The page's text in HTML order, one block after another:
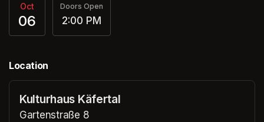
Oct
06
Doors Open
2:00 PM
Location
Kulturhaus Käfertal
Gartenstraße 8